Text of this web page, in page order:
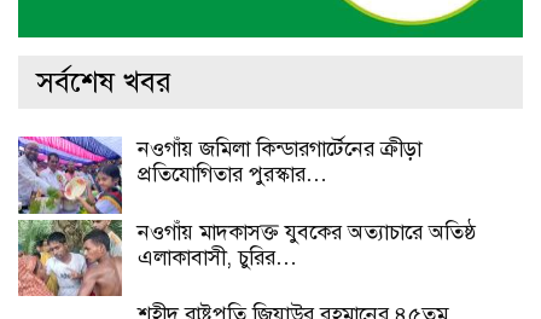
সর্বশেষ খবর
নওগাঁয় জমিলা কিন্ডারগার্টেনের ক্রীড়া
প্রতিযোগিতার পুরস্কার…
নওগাঁয় মাদকাসক্ত যুবকের অত্যাচারে অতিষ্ঠ
এলাকাবাসী, চুরির…